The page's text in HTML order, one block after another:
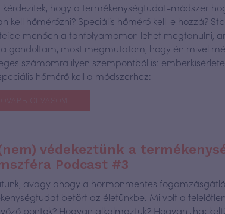
kérdezitek, hogy a termékenységtudat-módszer
kell hőmérőzni? Speciális hőmérő kell-e hozzá?
menően a tanfolyamomon lehet megtanulni,
gondoltam, most megmutatom, hogy én mivel
számomra ilyen szempontból is:
hőmérő kell a módszerhez:
védekeztünk a
Podcast #3
avagy ahogy a hormonmentes
betört az életünkbe. Mi volt a
pontok? Hogyan alkalmaztuk? Hogyan